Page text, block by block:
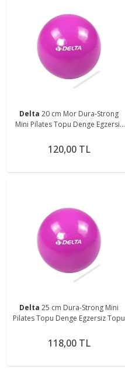
Delta 20 cm Mor Dura-Strong
Mini Pilates Topu Denge Egzersiz
120,00 TL
Delta 25 cm Dura-Strong Mini
Pilates Topu Denge Egzersiz Topu
118,00 TL